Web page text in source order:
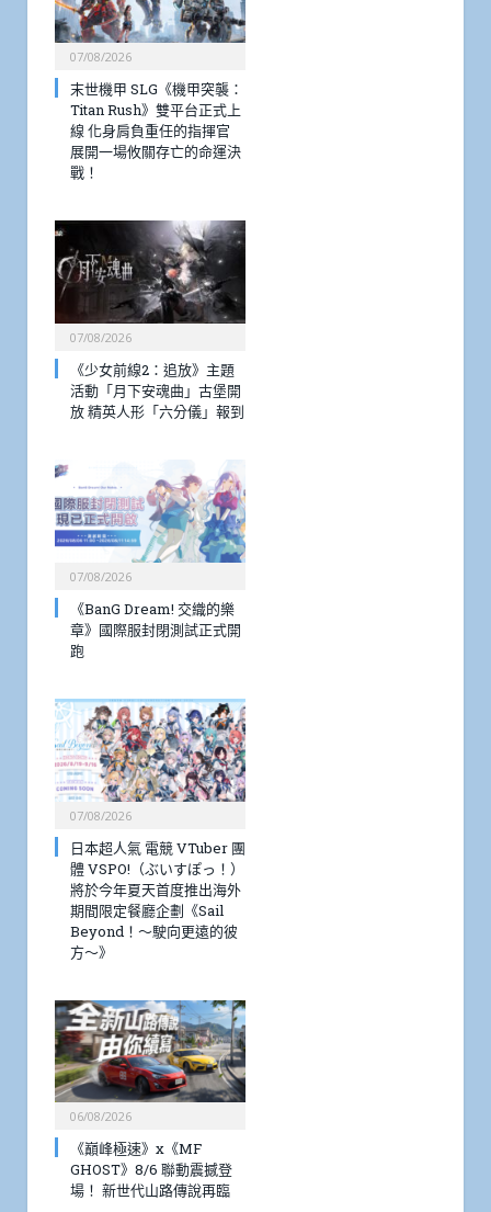
07/08/2026
末世機甲 SLG《機甲突襲：
Titan Rush》雙平台正式上
線 化身肩負重任的指揮官
展開一場攸關存亡的命運決
戰！
07/08/2026
《少女前線2：追放》主題
活動「月下安魂曲」古堡開
放 精英人形「六分儀」報到
07/08/2026
《BanG Dream! 交織的樂
章》國際服封閉測試正式開
跑
07/08/2026
日本超人氣 電競 VTuber 團
體 VSPO!（ぶいすぽっ！）
將於今年夏天首度推出海外
期間限定餐廳企劃《Sail
Beyond！～駛向更遠的彼
方～》
06/08/2026
《巔峰極速》x《MF
GHOST》8/6 聯動震撼登
場！ 新世代山路傳說再臨